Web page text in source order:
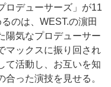
ロデューサーズ」が11
のは、WEST.の濵田
陽気なプロデューサー
マックスに振り回され
て活動し、お互いを知
った演技を見せる。